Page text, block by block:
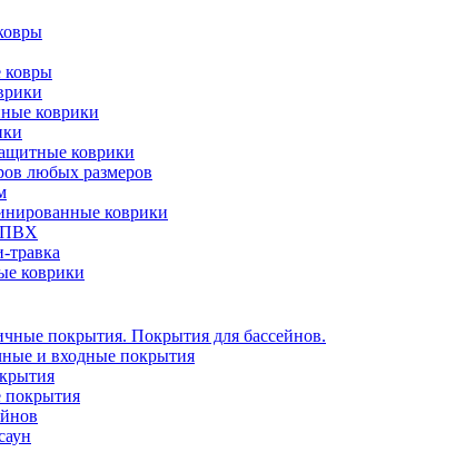
ковры
коврики
коврики
любых размеров
коврики
ПВХ
травка
коврики
покрытия. Покрытия для бассейнов.
и входные покрытия